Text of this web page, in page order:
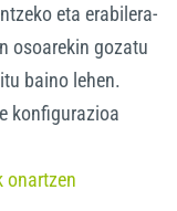
eta erabilera-
osoarekin gozatu
baino lehen.
konfigurazioa
onartzen